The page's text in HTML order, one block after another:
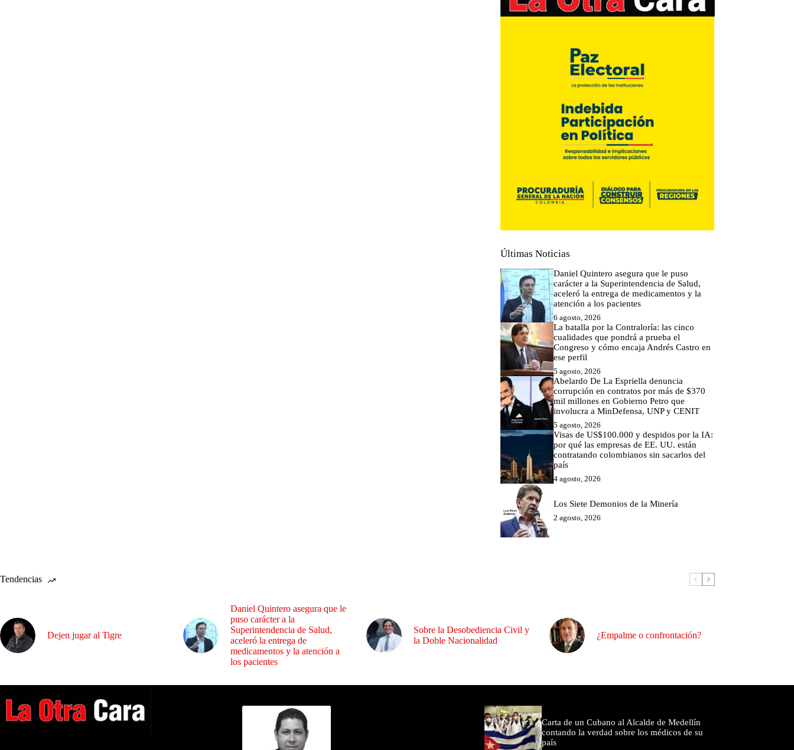
Últimas Noticias
Daniel Quintero asegura que le puso
carácter a la Superintendencia de Salud,
aceleró la entrega de medicamentos y la
atención a los pacientes
6 agosto, 2026
La batalla por la Contraloría: las cinco
cualidades que pondrá a prueba el
Congreso y cómo encaja Andrés Castro en
ese perfil
5 agosto, 2026
Abelardo De La Espriella denuncia
corrupción en contratos por más de $370
mil millones en Gobierno Petro que
involucra a MinDefensa, UNP y CENIT
5 agosto, 2026
Visas de US$100.000 y despidos por la IA:
por qué las empresas de EE. UU. están
contratando colombianos sin sacarlos del
país
4 agosto, 2026
Los Siete Demonios de la Minería
2 agosto, 2026
Tendencias
Dejen jugar al Tigre
Daniel Quintero asegura que le
puso carácter a la
Superintendencia de Salud,
aceleró la entrega de
medicamentos y la atención a
los pacientes
Sobre la Desobediencia Civil y
la Doble Nacionalidad
¿Empalme o confrontación?
Carta de un Cubano al Alcalde de Medellín
contando la verdad sobre los médicos de su
país